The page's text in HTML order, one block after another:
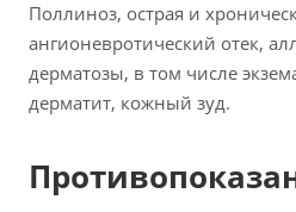
Поллиноз, острая и
ангионевротический отек,
дерматозы, в том числе
дерматит, кожный зуд.